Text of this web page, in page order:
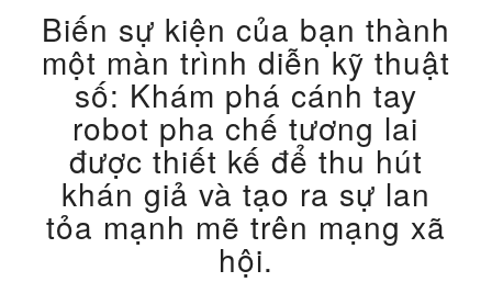
Biến sự kiện của bạn thành
một màn trình diễn kỹ thuật
số: Khám phá cánh tay
robot pha chế tương lai
được thiết kế để thu hút
khán giả và tạo ra sự lan
tỏa mạnh mẽ trên mạng xã
hội.